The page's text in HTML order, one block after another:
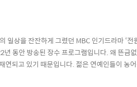
일상을 잔잔하게 그렸던 MBC 인기드라마 ‘
동안 방송된 장수 프로그램입니다. 왜 뜬금
연되고 있기 때문입니다. 젊은 연예인들이 농
부에 따르면, 2014년 귀농귀촌 인구는 역대